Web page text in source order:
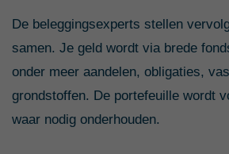
De beleggingsexperts stellen
samen. Je geld wordt via brede
onder meer aandelen, obligaties,
grondstoffen. De portefeuille wordt
waar nodig onderhouden.